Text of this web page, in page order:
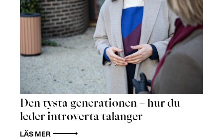
Den tysta generationen – hur du
leder introverta talanger
LÄS MER